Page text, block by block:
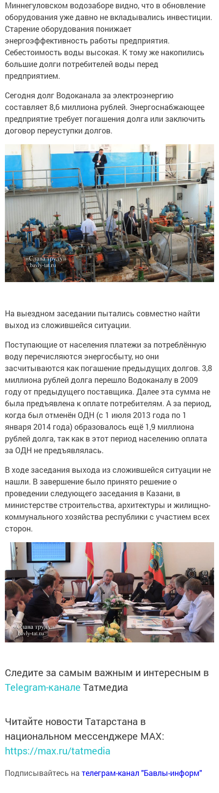
Миннегуловском водозаборе видно, что в обновление
оборудования уже давно не вкладывались инвестиции.
Старение оборудования понижает
энергоэффективность работы предприятия.
Себестоимость воды высокая. К тому же накопились
большие долги потребителей воды перед
предприятием.
Сегодня долг Водоканала за электроэнергию
составляет 8,6 миллиона рублей. Энергоснабжающее
предприятие требует погашения долга или заключить
договор переуступки долгов.
На выездном заседании пытались совместно найти
выход из сложившейся ситуации.
Поступающие от населения платежи за потреблённую
воду перечисляются энергосбыту, но они
засчитываются как погашение предыдущих долгов. 3,8
миллиона рублей долга перешло Водоканалу в 2009
году от предыдущего поставщика. Далее эта сумма не
была предъявлена к оплате потребителям. А за период,
когда был отменён ОДН (с 1 июля 2013 года по 1
января 2014 года) образовалось ещё 1,9 миллиона
рублей долга, так как в этот период населению оплата
за ОДН не предъявлялась.
В ходе заседания выхода из сложившейся ситуации не
нашли. В завершение было принято решение о
проведении следующего заседания в Казани, в
министерстве строительства, архитектуры и жилищно-
коммунального хозяйства республики с участием всех
сторон.
Следите за самым важным и интересным в
Telegram-канале Татмедиа
Читайте новости Татарстана в
национальном мессенджере MАХ:
https://max.ru/tatmedia
Подписывайтесь на телеграм-канал "Бавлы-информ"